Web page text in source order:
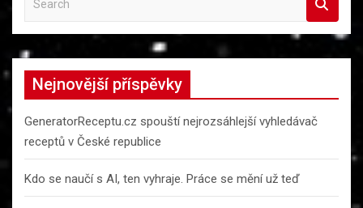
a
r
h
Nejnovější příspěvky
GeneratorReceptu.cz spouští nejrozsáhlejší vyhledávač
receptů v České republice
Kdo se naučí s AI, ten vyhraje. Práce se mění už teď